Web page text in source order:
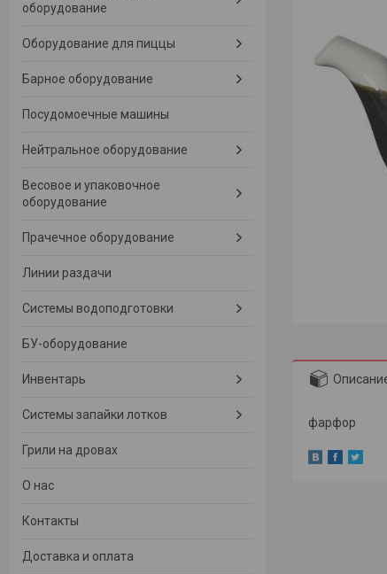
фарфор
оборудование
Оборудование для пиццы
Барное оборудование
Посудомоечные машины
Нейтральное оборудование
Весовое и упаковочное
оборудование
Прачечное оборудование
Линии раздачи
Системы водоподготовки
БУ-оборудование
Инвентарь
Системы запайки лотков
Грили на дровах
О нас
Контакты
Доставка и оплата